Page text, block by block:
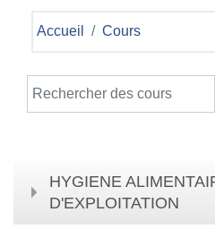
Accueil Cours
Rechercher des cours
HYGIENE
D'EXPLOITATION